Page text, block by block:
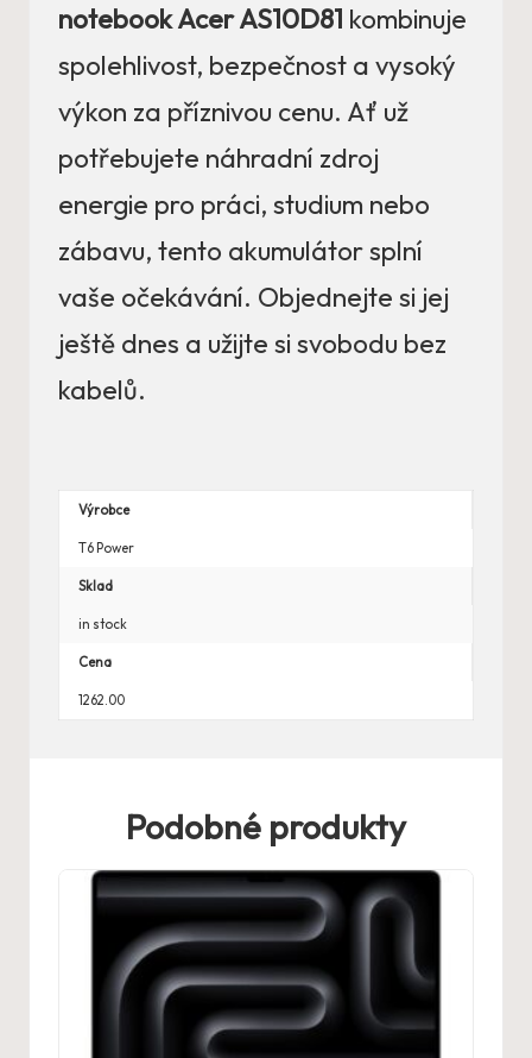
notebook Acer AS10D81 kombinuje
spolehlivost, bezpečnost a vysoký
výkon za příznivou cenu. Ať už
potřebujete náhradní zdroj
energie pro práci, studium nebo
zábavu, tento akumulátor splní
vaše očekávání. Objednejte si jej
ještě dnes a užijte si svobodu bez
kabelů.
Výrobce
T6 Power
Sklad
in stock
Cena
1262.00
Podobné produkty